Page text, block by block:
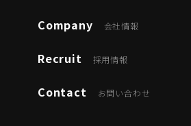
Company 会社情報
Recruit 採用情報
Contact お問い合わせ